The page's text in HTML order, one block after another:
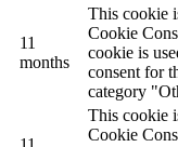
11
months
This cookie
Cookie
cookie is
consent for
category
This cookie
Cookie